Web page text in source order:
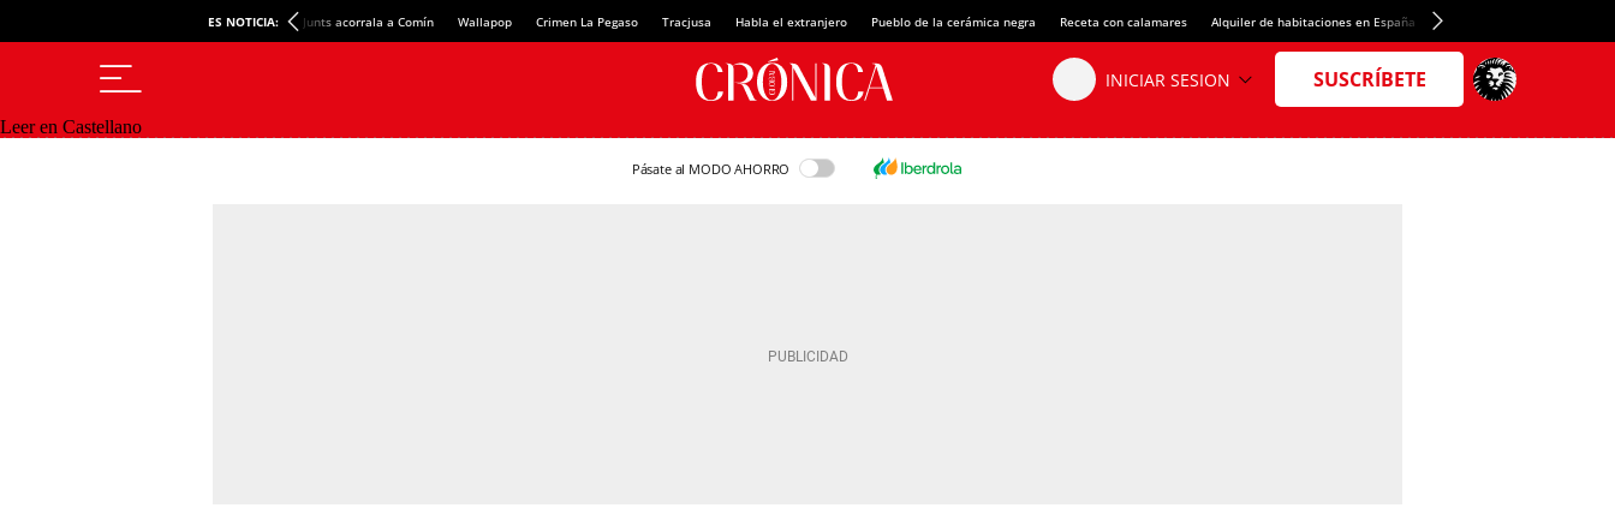
ES NOTICIA: Junts acorrala a Comín Wallapop Crimen La Pegaso Tracjusa Habla el extranjero Pueblo de la cerámica negra Receta con calamares Alquiler de habitaciones en España Crédito del Spotify Camp Nou
Leer en Castellano
Pásate al MODO AHORRO